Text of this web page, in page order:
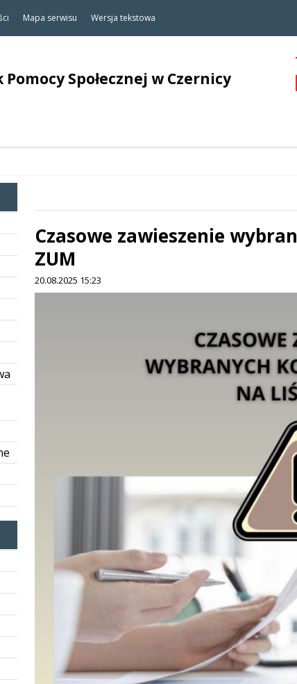
Mapa serwisu Wersja tekstowa
Społecznej w Czernicy
Czasowe zawieszenie
ZUM
20.08.2025 15:23